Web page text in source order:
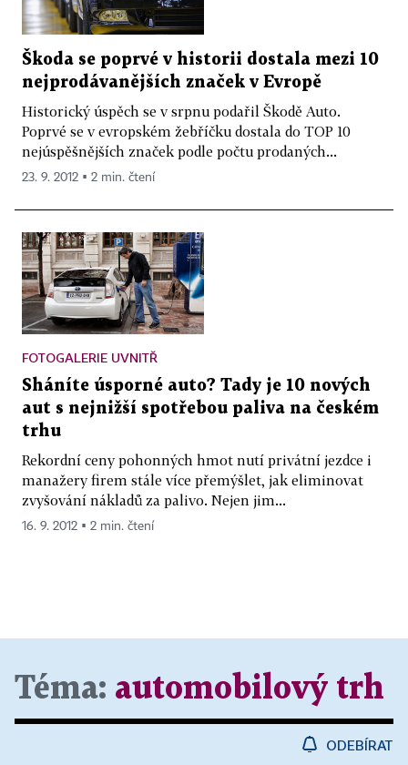
Škoda se poprvé v historii dostala mezi 10
nejprodávanějších značek v Evropě
Historický úspěch se v srpnu podařil Škodě Auto.
Poprvé se v evropském žebříčku dostala do TOP 10
nejúspěšnějších značek podle počtu prodaných...
23. 9. 2012 ▪ 2 min. čtení
FOTOGALERIE UVNITŘ
Sháníte úsporné auto? Tady je 10 nových
aut s nejnižší spotřebou paliva na českém
trhu
Rekordní ceny pohonných hmot nutí privátní jezdce i
manažery firem stále více přemýšlet, jak eliminovat
zvyšování nákladů za palivo. Nejen jim...
16. 9. 2012 ▪ 2 min. čtení
Téma: automobilový trh
ODEBÍRAT